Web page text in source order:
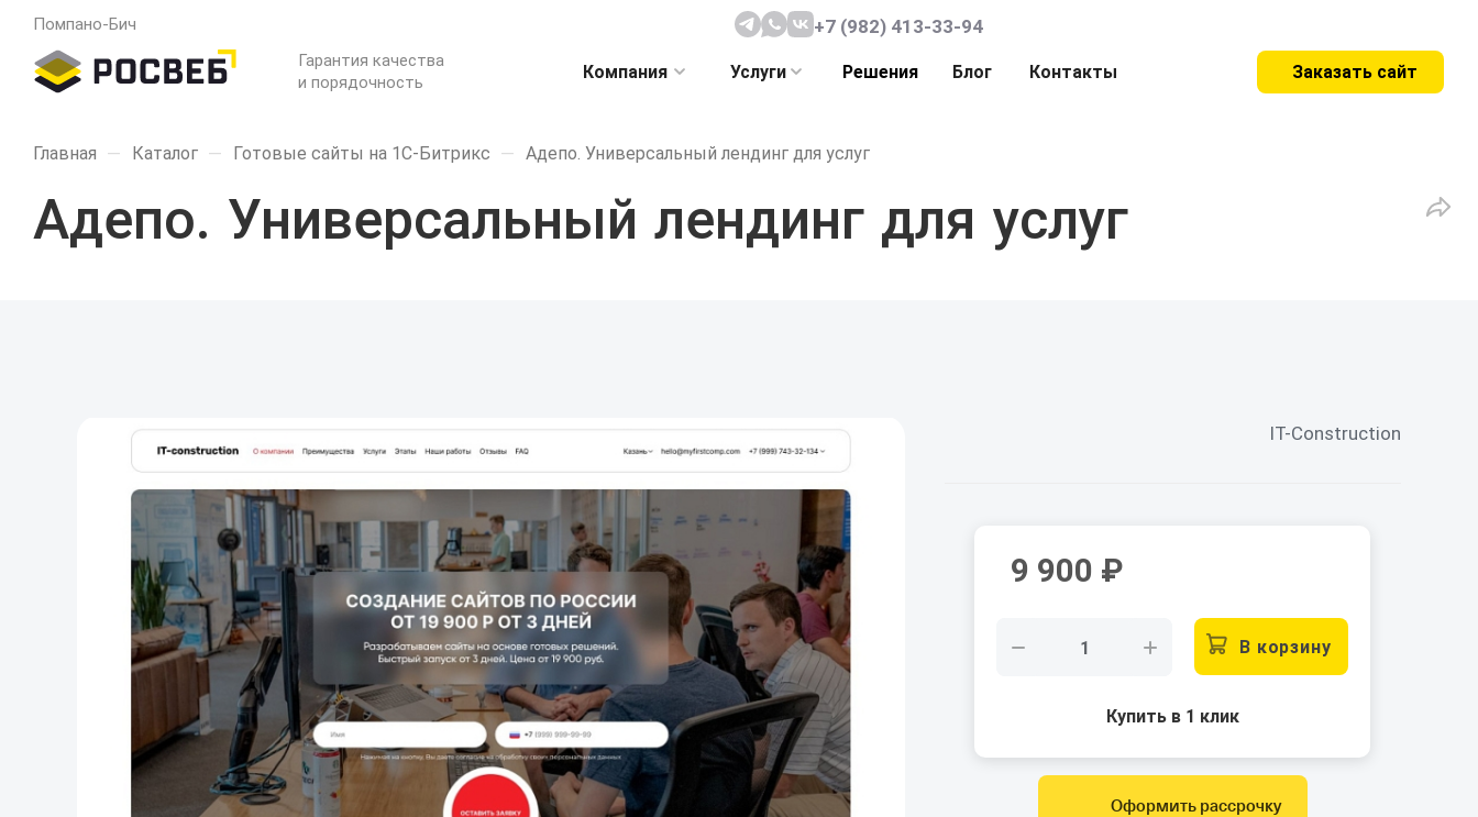
Помпано-Бич +7 (982) 413-33-94
Гарантия качества
и порядочность
Компания Услуги Решения Блог Контакты Заказать сайт
Главная — Каталог — Готовые сайты на 1С-Битрикс — Адепо. Универсальный лендинг для услуг
Адепо. Универсальный лендинг для услуг
IT-Construction
9 900 ₽
В корзину
Купить в 1 клик
Оформить рассрочку